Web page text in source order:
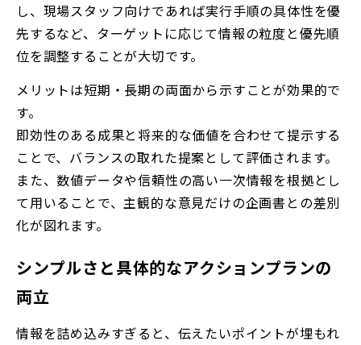
し、現場スタッフ向けであれば実行手順の具体性を優
先するなど、ターゲットに応じて情報の粒度と優先順
位を調整することが大切です。
メリットは短期・長期の両面から示すことが効果的で
す。
即効性のある成果と将来的な価値を合わせて提示する
ことで、バランスの取れた提案として評価されます。
また、数値データや信頼性の高い一次情報を根拠とし
て用いることで、主観的な意見だけの企画書との差別
化が図れます。
シンプルさと具体的なアクションプランの
両立
情報を詰め込みすぎると、伝えたいポイントが埋もれ